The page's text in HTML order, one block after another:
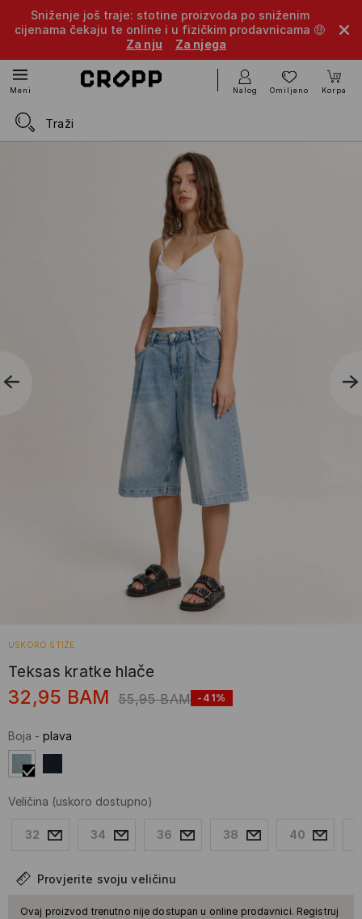
Sniženje još traje: stotine proizvoda po sniženim
cijenama čekaju te online i u fizičkim prodavnicama 🤑
Za nju
Za njega
Meni Nalog Omiljeno Korpa
USKORO STIŽE
Teksas kratke hlače
32,95 BAM 55,95 BAM -41%
Boja - plava
Veličina (uskoro dostupno)
32 34 36 38 40
Provjerite svoju veličinu
Ovaj proizvod trenutno nije dostupan u online prodavnici. Registruj